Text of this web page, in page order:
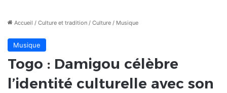
Accueil / Culture et tradition / Culture / Musique
Musique
Togo : Damigou célèbre
l’identité culturelle avec son